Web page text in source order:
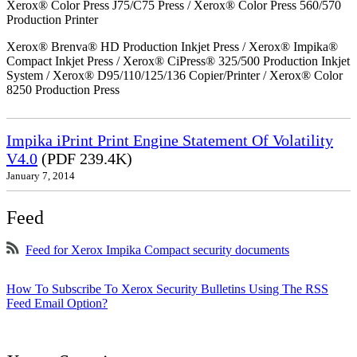
Xerox® Color Press J75/C75 Press / Xerox® Color Press 560/570
Production Printer
Xerox® Brenva® HD Production Inkjet Press / Xerox® Impika®
Compact Inkjet Press / Xerox® CiPress® 325/500 Production Inkjet
System / Xerox® D95/110/125/136 Copier/Printer / Xerox® Color
8250 Production Press
Impika iPrint Print Engine Statement Of Volatility
V4.0 (PDF 239.4K)
January 7, 2014
Feed
Feed for Xerox Impika Compact security documents
How To Subscribe To Xerox Security Bulletins Using The RSS
Feed Email Option?